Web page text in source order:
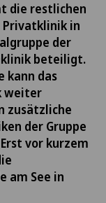
die restlichen
Privatklinik in
der
beteiligt.
kann das
weiter
zusätzliche
der Gruppe
vor kurzem
am See in